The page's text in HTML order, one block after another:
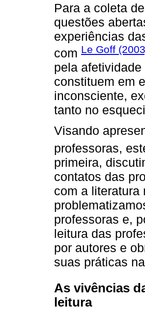
Para a coleta
questões
experiências
com Le Goff
pela
constituem em
inconsciente,
tanto no
Visando
professoras,
primeira,
contatos das
com a literatura
professoras e,
leitura das
por autores e
suas práticas
As vivências
leitura